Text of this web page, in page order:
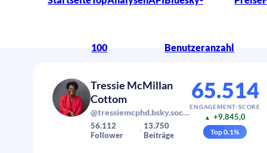
100 Benutzeranzahl
Tressie McMillan
Cottom
@tressiemcphd.bsky.social
56.112
Follower
13.750
Beiträge
65.514
ENGAGEMENT-SCORE
▲ +9.845,0
Top0.1%